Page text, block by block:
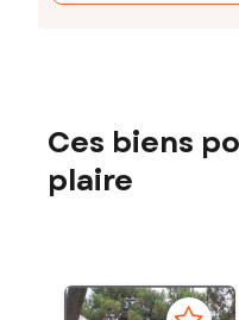
Ces biens
plaire